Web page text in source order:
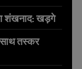
शंखनाद: खड़गे
साथ तस्कर